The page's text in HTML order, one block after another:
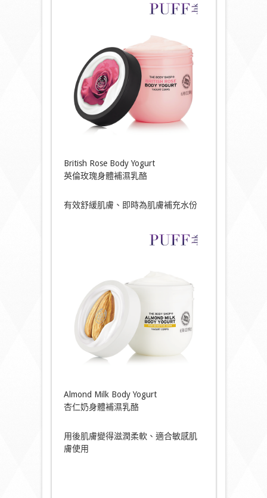
British Rose Body Yogurt
英倫玫瑰身體補濕乳酪
有效舒緩肌膚、即時為肌膚補充水份
Almond Milk Body Yogurt
杏仁奶身體補濕乳酪
用後肌膚變得滋潤柔軟、適合敏感肌
膚使用